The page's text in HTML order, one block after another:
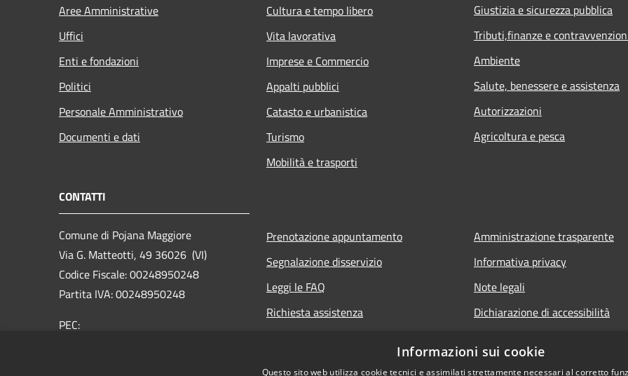
Aree Amministrative
Uffici
Enti e fondazioni
Politici
Personale Amministrativo
Documenti e dati
Cultura e tempo libero
Vita lavorativa
Imprese e Commercio
Appalti pubblici
Catasto e urbanistica
Turismo
Mobilità e trasporti
Giustizia e sicurezza pubblica
Tributi,finanze e
Ambiente
Salute, benessere e assistenza
Autorizzazioni
Agricoltura e pesca
CONTATTI
Comune di Pojana Maggiore
Via G. Matteotti, 49 36026 (VI)
Codice Fiscale: 00248950248
Partita IVA: 00248950248
PEC:
Prenotazione appuntamento
Segnalazione disservizio
Leggi le FAQ
Richiesta assistenza
Amministrazione trasparente
Informativa privacy
Note legali
Dichiarazione di accessibilità
Informazioni sui cookie
Questo sito web utilizza cookie tecnici e assimilati strettamente necessari al corretto